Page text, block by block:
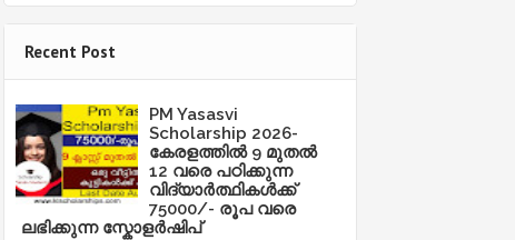
Recent Post
PM Yasasvi
Scholarship 2026-
കേരളത്തിൽ 9 മുതൽ
12 വരെ പഠിക്കുന്ന
വിദ്യാർത്ഥികൾക്ക്
75000/- രൂപ വരെ
ലഭിക്കുന്ന സ്കോളർഷിപ്